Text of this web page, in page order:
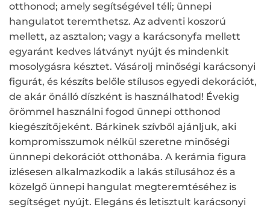
otthonod; amely segítségével téli; ünnepi
hangulatot teremthetsz. Az adventi koszorú
mellett, az asztalon; vagy a karácsonyfa mellett
egyaránt kedves látványt nyújt és mindenkit
mosolygásra késztet. Vásárolj minőségi karácsonyi
figurát, és készíts belőle stílusos egyedi dekorációt,
de akár önálló díszként is használhatod! Évekig
örömmel használni fogod ünnepi otthonod
kiegészítőjeként. Bárkinek szívből ajánljuk, aki
kompromisszumok nélkül szeretne minőségi
ünnnepi dekorációt otthonába. A kerámia figura
izlésesen alkalmazkodik a lakás stílusához és a
közelgő ünnepi hangulat megteremtéséhez is
segítséget nyújt. Elegáns és letisztult karácsonyi